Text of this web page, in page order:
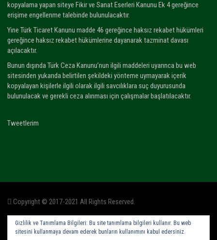
kopyalama yapan siteye Fikir ve Sanat Eserleri Kanunu Ek 4 gereğince
erişime engellenme talebinde bulunulacaktır.
Yine Türk Ticaret Kanunu madde 46 gereğince haksız rekabet hükümleri
gereğince haksız rekabet hükümlerine dayanarak tazminat davası
açılacaktır.
Bunun dışında Türk Ceza Kanunu’nun ilgili maddeleri uyarınca bu web
sitesinden yukarıda belirtilen şekildeki yönteme uymayarak içerik
kopyalayan kişilerle ilgili olarak ilgili savcılıklara suç duyurusunda
bulunulacak ve gerekli ceza alınması için çalışmalar başlatılacaktır.
Gizlilik ve Tanımlama Bilgileri: Bu site tanımlama bilgileri kullanır. Bu web
sitesini kullanmaya devam ederek bunların kullanımını kabul edersiniz.
Tweetlerim
Copyright © 2017-2021 All Rights Reserved.